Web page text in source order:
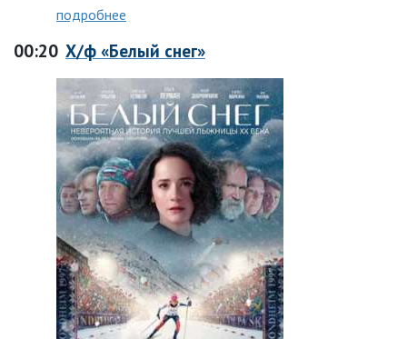
подробнее
00:20 Х/ф «Белый снег»